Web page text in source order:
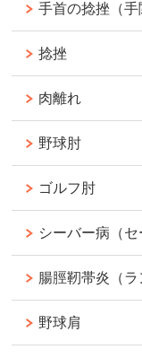
手首の捻挫（手
捻挫
肉離れ
野球肘
ゴルフ肘
シーバー病（セ
腸脛靭帯炎（ラ
野球肩